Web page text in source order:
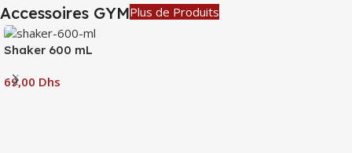
Accessoires GYMPlus de Produits
Shaker 600 mL
Dhs